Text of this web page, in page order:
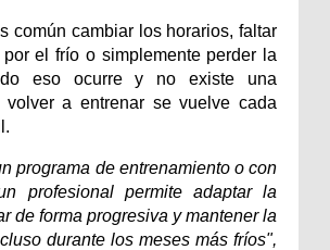
común cambiar los horarios, faltar
el frío o simplemente perder la
eso ocurre y no existe una
volver a entrenar se vuelve cada
programa de entrenamiento o con
profesional permite adaptar la
de forma progresiva y mantener la
durante los meses más fríos",